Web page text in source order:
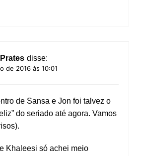
disse:
de 2016 às 10:01
de Sansa e Jon foi talvez o
do seriado até agora. Vamos
Khaleesi só achei meio